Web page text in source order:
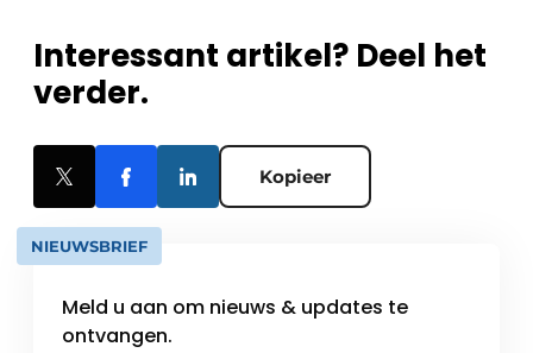
Interessant artikel? Deel het
verder.
Kopieer
NIEUWSBRIEF
Meld u aan om nieuws & updates te
ontvangen.